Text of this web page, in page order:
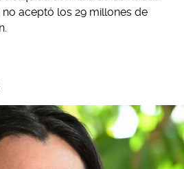
no aceptó los 29 millones de